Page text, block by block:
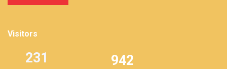
Visitors
231 942